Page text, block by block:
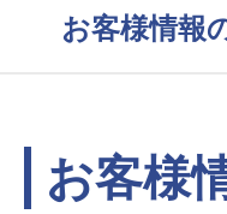
お客様情報
お客様